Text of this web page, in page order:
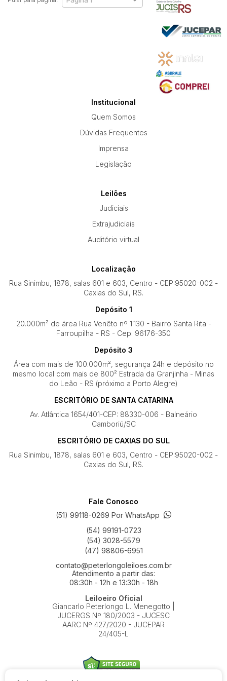
Institucional
Quem Somos
Dúvidas Frequentes
Imprensa
Legislação
Leilões
Judiciais
Extrajudiciais
Auditório virtual
Localização
Rua Sinimbu, 1878, salas 601 e 603, Centro - CEP:95020-002 -
Caxias do Sul, RS.
Depósito 1
20.000m² de área Rua Venêto nº 1.130 - Bairro Santa Rita -
Farroupilha - RS - Cep: 96176-350
Depósito 3
Área com mais de 100.000m², segurança 24h e depósito no
mesmo local com mais de 800² Estrada da Granjinha - Minas
do Leão - RS (próximo a Porto Alegre)
ESCRITÓRIO DE SANTA CATARINA
Av. Atlântica 1654/401-CEP: 88330-006 - Balneário
Camboriú/SC
ESCRITÓRIO DE CAXIAS DO SUL
Rua Sinimbu, 1878, salas 601 e 603, Centro - CEP:95020-002 -
Caxias do Sul, RS.
Fale Conosco
(51) 99118-0269 Por WhatsApp
(54) 99191-0723
(54) 3028-5579
(47) 98806-6951
contato@peterlongoleiloes.com.br
Atendimento a partir das:
08:30h - 12h e 13:30h - 18h
Leiloeiro Oficial
Giancarlo Peterlongo L. Menegotto |
JUCERGS Nº 180/2003 - JUCESC
AARC Nº 427/2020 - JUCEPAR
24/405-L